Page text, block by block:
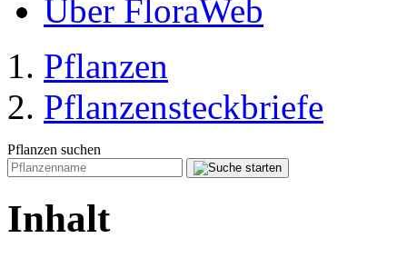
Über FloraWeb
Pflanzen
Pflanzensteckbriefe
Pflanzen suchen
Inhalt